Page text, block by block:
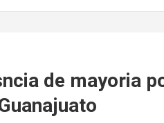
de mayoria